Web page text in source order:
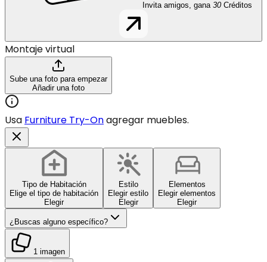
Invita amigos, gana 30 Créditos
Montaje virtual
Sube una foto para empezar
Añadir una foto
Usa Furniture Try-Onagregar muebles.
Tipo de Habitación
Elige el tipo de habitación
Elegir
Estilo
Elegir estilo
Elegir
Elementos
Elegir elementos
Elegir
¿Buscas alguno específico?
1 imagen